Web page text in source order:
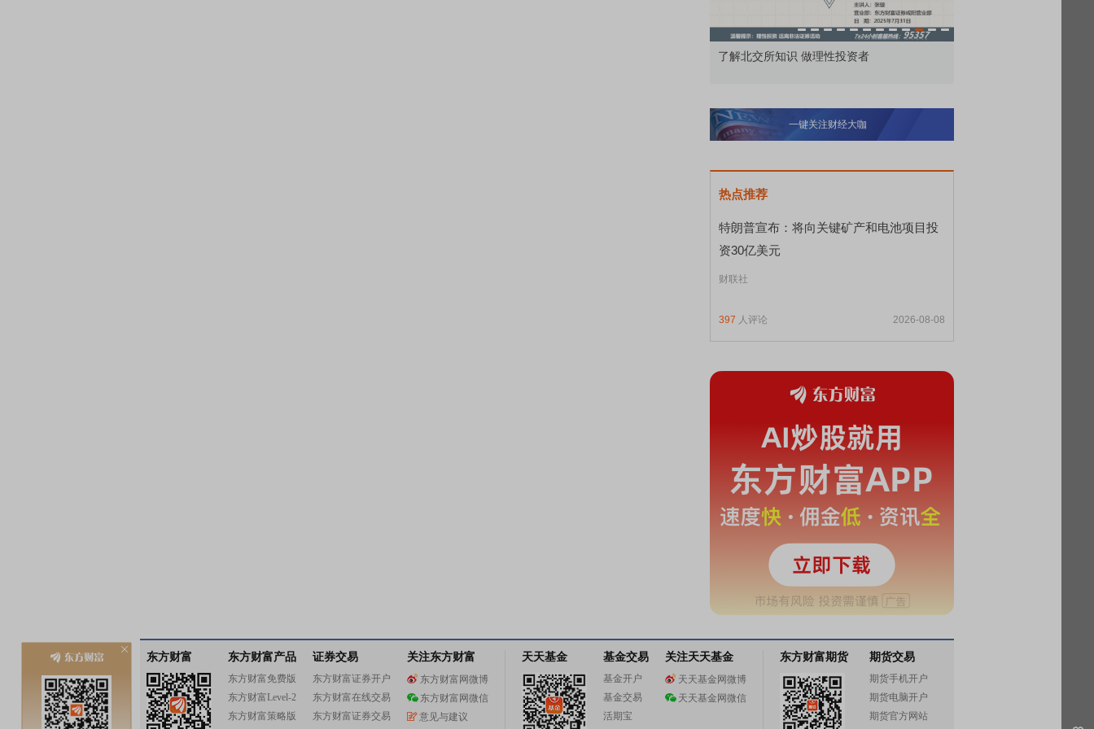
了解北交所知识 做理性投资者
一键关注财经大咖
热点推荐
特朗普宣布：将向关键矿产和电池项目投
资30亿美元
财联社
397 人评论 2026-08-08
东方财富 东方财富产品
东方财富免费版
东方财富Level-2
东方财富策略版
证券交易
东方财富证券开户
东方财富在线交易
东方财富证券交易
关注东方财富
东方财富网微博
东方财富网微信
意见与建议
天天基金 基金交易
基金开户
基金交易
活期宝
关注天天基金
天天基金网微博
天天基金网微信
东方财富期货 期货交易
期货手机开户
期货电脑开户
期货官方网站